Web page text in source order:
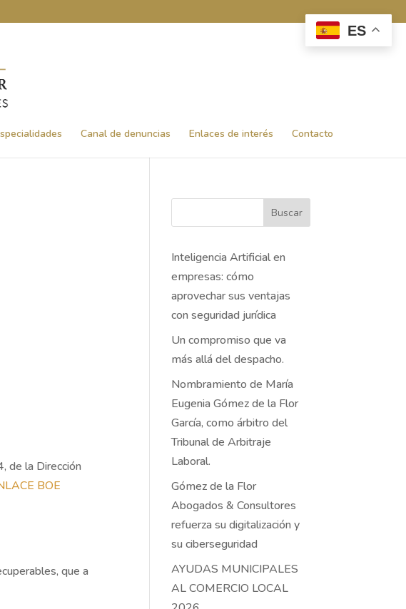
Canal de denuncias Enlaces de interés Contacto
de la Dirección
BOE
que a
Buscar
Inteligencia Artificial en
empresas: cómo
aprovechar sus ventajas
con seguridad jurídica
Un compromiso que va
más allá del despacho.
Nombramiento de María
Eugenia Gómez de la Flor
García, como árbitro del
Tribunal de Arbitraje
Laboral.
Gómez de la Flor
Abogados & Consultores
refuerza su digitalización y
su ciberseguridad
AYUDAS MUNICIPALES
AL COMERCIO LOCAL
ES